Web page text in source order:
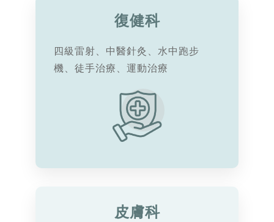
復健科
四級雷射、中醫針灸、水中跑步
機、徒手治療、運動治療
皮膚科